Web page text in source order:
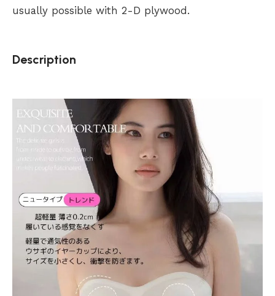
usually possible with 2-D plywood.
Description